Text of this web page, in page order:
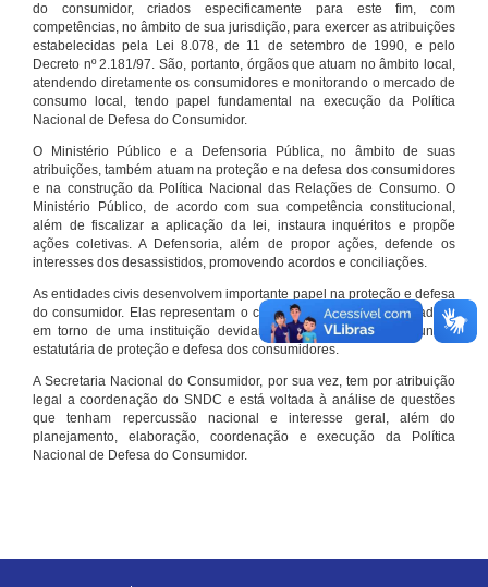
do consumidor, criados especificamente para este fim, com
competências, no âmbito de sua jurisdição, para exercer as atribuições
estabelecidas pela Lei 8.078, de 11 de setembro de 1990, e pelo
Decreto nº 2.181/97. São, portanto, órgãos que atuam no âmbito local,
atendendo diretamente os consumidores e monitorando o mercado de
consumo local, tendo papel fundamental na execução da Política
Nacional de Defesa do Consumidor.
O Ministério Público e a Defensoria Pública, no âmbito de suas
atribuições, também atuam na proteção e na defesa dos consumidores
e na construção da Política Nacional das Relações de Consumo. O
Ministério Público, de acordo com sua competência constitucional,
além de fiscalizar a aplicação da lei, instaura inquéritos e propõe
ações coletivas. A Defensoria, além de propor ações, defende os
interesses dos desassistidos, promovendo acordos e conciliações.
As entidades civis desenvolvem importante papel na proteção e defesa
do consumidor. Elas representam o conjunto organizado de cidadãos
em torno de uma instituição devidamente registrada e com função
estatutária de proteção e defesa dos consumidores.
A Secretaria Nacional do Consumidor, por sua vez, tem por atribuição
legal a coordenação do SNDC e está voltada à análise de questões
que tenham repercussão nacional e interesse geral, além do
planejamento, elaboração, coordenação e execução da Política
Nacional de Defesa do Consumidor.